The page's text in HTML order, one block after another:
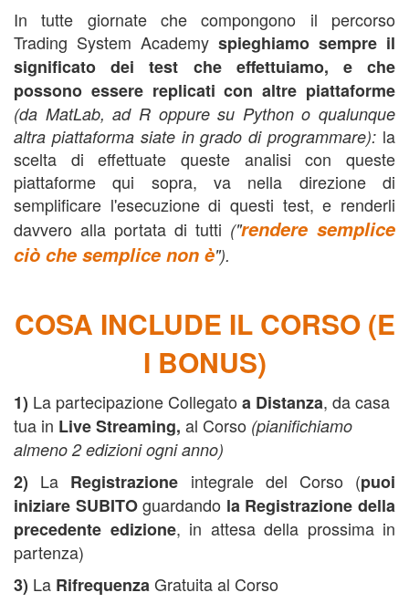
In tutte giornate che compongono il percorso
Trading System Academy spieghiamo sempre il
significato dei test che effettuiamo, e che
possono essere replicati con altre piattaforme
(da MatLab, ad R oppure su Python o qualunque
altra piattaforma siate in grado di programmare): la
scelta di effettuate queste analisi con queste
piattaforme qui sopra, va nella direzione di
semplificare l'esecuzione di questi test, e renderli
davvero alla portata di tutti ("rendere semplice
ciò che semplice non è").
COSA INCLUDE IL CORSO (E
I BONUS)
1) La partecipazione Collegato a Distanza, da casa
tua in Live Streaming, al Corso (pianifichiamo
almeno 2 edizioni ogni anno)
2) La Registrazione integrale del Corso (puoi
iniziare SUBITOguardando la Registrazione della
precedente edizione, in attesa della prossima in
partenza)
3) La RifrequenzaGratuita al Corso